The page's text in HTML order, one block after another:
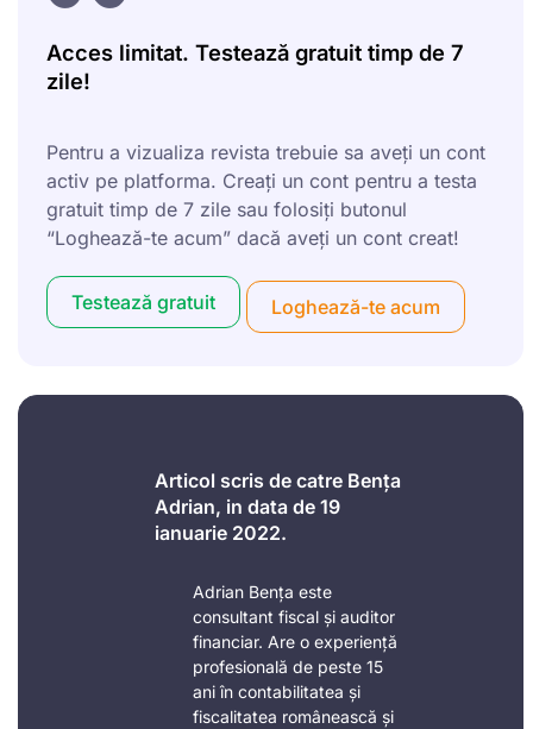
Acces limitat. Testează gratuit timp de 7
zile!
Pentru a vizualiza revista trebuie sa aveți un cont
activ pe platforma. Creați un cont pentru a testa
gratuit timp de 7 zile sau folosiți butonul
“Loghează-te acum” dacă aveți un cont creat!
Testează gratuit Loghează-te acum
Articol scris de catre Bența
Adrian, in data de 19
ianuarie 2022.
Adrian Bența este
consultant fiscal și auditor
financiar. Are o experiență
profesională de peste 15
ani în contabilitatea și
fiscalitatea românească și